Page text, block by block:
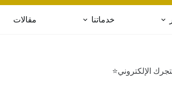
خدماتنا مقالات
الإلكتروني⭐️